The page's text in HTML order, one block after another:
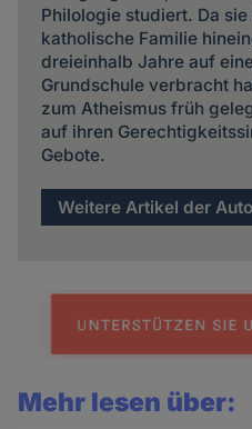
Philologie studiert. Da
katholische Familie
dreieinhalb Jahre auf
Grundschule verbracht
zum Atheismus früh
auf ihren
Gebote.
Weitere Artikel der
Mehr lesen über: